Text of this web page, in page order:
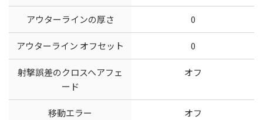
アウターラインの厚さ 0
アウターライン オフセット 0
射撃誤差のクロスヘアフェ
ード
オフ
移動エラー オフ